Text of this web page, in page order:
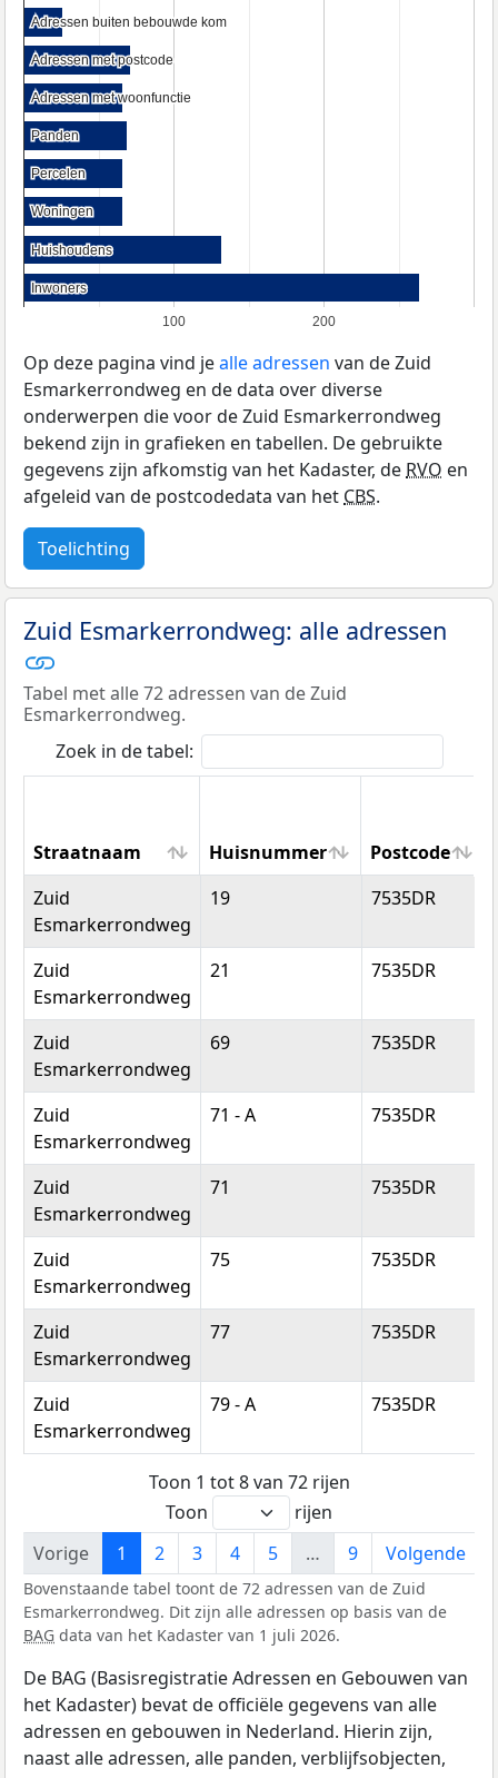
100 200
Adressen buiten bebouwde kom
Adressen buiten bebouwde kom
Adressen met postcode
Adressen met postcode
Adressen met woonfunctie
Adressen met woonfunctie
Panden
Panden
Percelen
Percelen
Woningen
Woningen
Huishoudens
Huishoudens
Inwoners
Inwoners
Op deze pagina vind jealle adressen van de Zuid
Esmarkerrondweg en de data over diverse
onderwerpen die voor de Zuid Esmarkerrondweg
bekend zijn in grafieken en tabellen. De gebruikte
gegevens zijn afkomstig van het Kadaster, deRVO en
afgeleid van de postcodedata van hetCBS.
Toelichting
Zuid Esmarkerrondweg: alle adressen
Tabel met alle 72 adressen van de Zuid
Esmarkerrondweg.
Zoek in de tabel:
Straatnaam Huisnummer Postcode
Straatnaam
Huisnummer Postcode
Zuid
Esmarkerrondweg
19 7535DR
Zuid
Esmarkerrondweg
21 7535DR
Zuid
Esmarkerrondweg
69 7535DR
Zuid
Esmarkerrondweg
71 - A 7535DR
Zuid
Esmarkerrondweg
71 7535DR
Zuid
Esmarkerrondweg
75 7535DR
Zuid
Esmarkerrondweg
77 7535DR
Zuid
Esmarkerrondweg
79 - A 7535DR
Toon 1 tot 8 van 72 rijen
Toon
rijen
Vorige
1 2 3 4 5 … 9 Volgende
Bovenstaande tabel toont de 72 adressen van de Zuid
Esmarkerrondweg. Dit zijn alle adressen op basis van de
BAG data van het Kadaster van 1 juli 2026.
De BAG (Basisregistratie Adressen en Gebouwen van
het Kadaster) bevat de officiële gegevens van alle
adressen en gebouwen in Nederland. Hierin zijn,
naast alle adressen, alle panden, verblijfsobjecten,